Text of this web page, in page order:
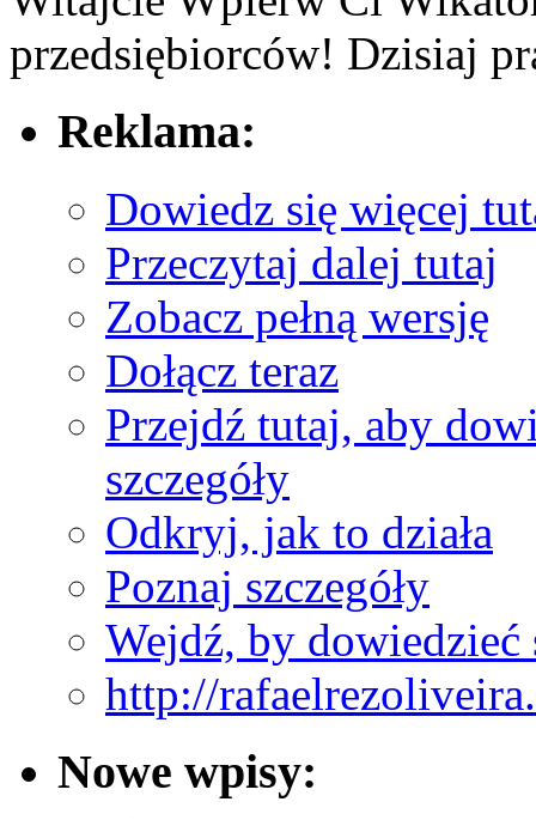
przedsiębiorców! Dzisiaj⁢
Reklama:
Dowiedz się więcej
Przeczytaj dalej tutaj
Zobacz pełną wersję
Dołącz teraz
Przejdź tutaj, aby
szczegóły
Odkryj, jak to działa
Poznaj szczegóły
Wejdź, by dowiedzieć
http://
Nowe wpisy: